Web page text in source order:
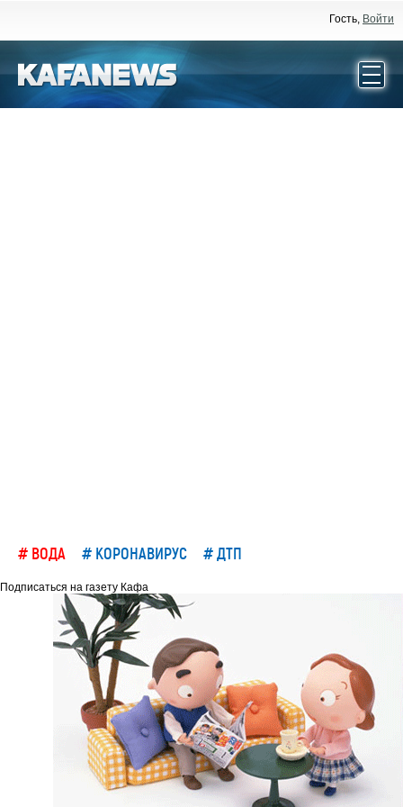
Гость, Войти
# ВОДА # КОРОНАВИРУС # ДТП
Подписаться на газету Кафа